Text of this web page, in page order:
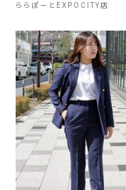
ららぽーとEXPOCITY店